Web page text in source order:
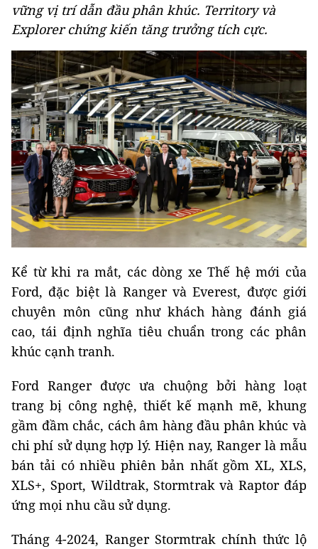
vững vị trí dẫn đầu phân khúc. Territory và
Explorer chứng kiến tăng trưởng tích cực.
Kể từ khi ra mắt, các dòng xe Thế hệ mới của
Ford, đặc biệt là Ranger và Everest, được giới
chuyên môn cũng như khách hàng đánh giá
cao, tái định nghĩa tiêu chuẩn trong các phân
khúc cạnh tranh.
Ford Ranger được ưa chuộng bởi hàng loạt
trang bị công nghệ, thiết kế mạnh mẽ, khung
gầm đầm chắc, cách âm hàng đầu phân khúc và
chi phí sử dụng hợp lý. Hiện nay, Ranger là mẫu
bán tải có nhiều phiên bản nhất gồm XL, XLS,
XLS+, Sport, Wildtrak, Stormtrak và Raptor đáp
ứng mọi nhu cầu sử dụng.
Tháng 4-2024, Ranger Stormtrak chính thức lộ